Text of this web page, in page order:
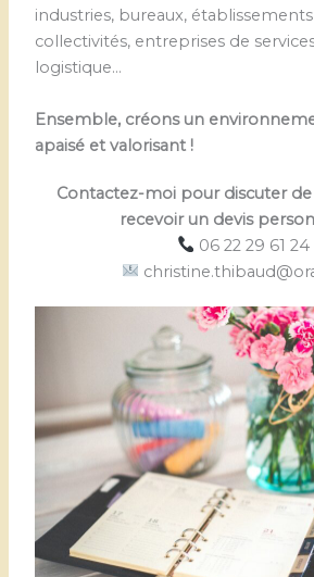
industries, bureaux,
collectivités, entreprises de
logistique…
Ensemble, créons un
apaisé et valorisant !
Contactez-moi pour discuter
recevoir un devis
06 22 29 61 24